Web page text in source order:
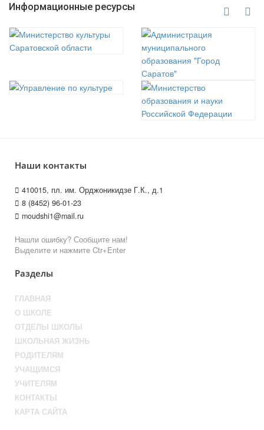
Информационные ресурсы
Наши контакты
410015, пл. им. Орджоникидзе Г.К., д.1
8 (8452) 96-01-23
moudshi1@mail.ru
Нашли ошибку? Сообщите нам!
Выделите и нажмите Ctr+Enter
Разделы
ГЛАВНАЯ
О ШКОЛЕ
ОТДЕЛЫ ШКОЛЫ
ШКОЛЬНАЯ ЖИЗНЬ
РОДИТЕЛЯМ
УЧАЩИМСЯ
УЧИТЕЛЯМ
КОНТАКТЫ
КАРТА САЙТА